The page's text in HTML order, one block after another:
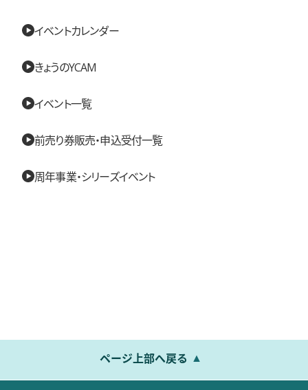
イベントカレンダー
きょうのYCAM
イベント一覧
前売り券販売・申込受付一覧
周年事業・シリーズイベント
ページ上部へ戻る